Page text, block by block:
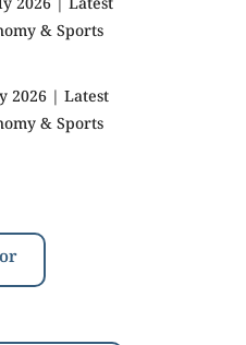
2026 | Latest
& Sports
2026 | Latest
& Sports